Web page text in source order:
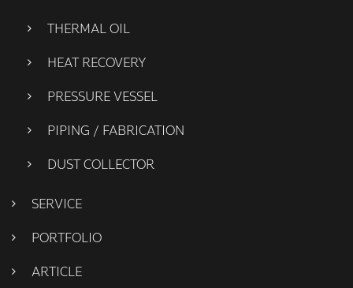
THERMAL OIL
HEAT RECOVERY
PRESSURE VESSEL
PIPING / FABRICATION
DUST COLLECTOR
SERVICE
PORTFOLIO
ARTICLE